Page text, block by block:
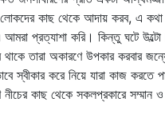
কাছ থেকে আদায় করব, এ
প্রত্যাশা করি। কিন্তু ঘটে
তারা অকারণে উপকার করবার
স্বীকার করে নিয়ে যারা কাজ
কাছ থেকে সকলপ্রকারে সম্মান ও